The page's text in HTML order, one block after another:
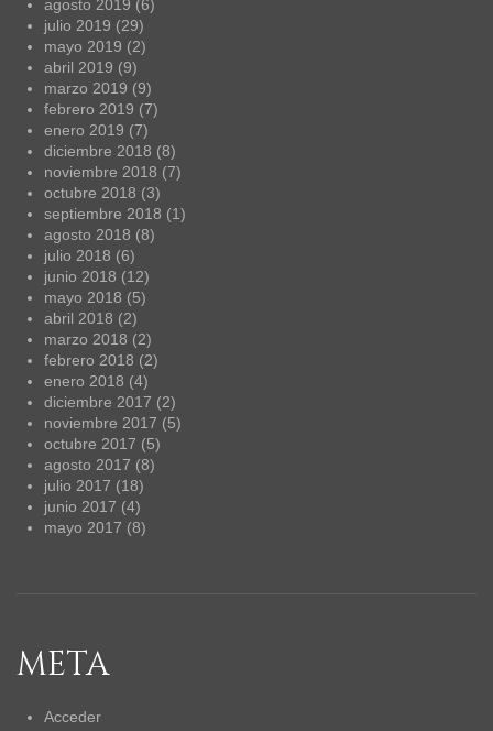
agosto 2019 (6)
julio 2019 (29)
mayo 2019 (2)
abril 2019 (9)
marzo 2019 (9)
febrero 2019 (7)
enero 2019 (7)
diciembre 2018 (8)
noviembre 2018 (7)
octubre 2018 (3)
septiembre 2018 (1)
agosto 2018 (8)
julio 2018 (6)
junio 2018 (12)
mayo 2018 (5)
abril 2018 (2)
marzo 2018 (2)
febrero 2018 (2)
enero 2018 (4)
diciembre 2017 (2)
noviembre 2017 (5)
octubre 2017 (5)
agosto 2017 (8)
julio 2017 (18)
junio 2017 (4)
mayo 2017 (8)
META
Acceder